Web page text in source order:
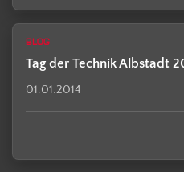
BLOG
Tag der Technik Albstadt
01.01.2014